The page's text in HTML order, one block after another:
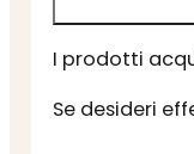
I prodotti
Se desideri